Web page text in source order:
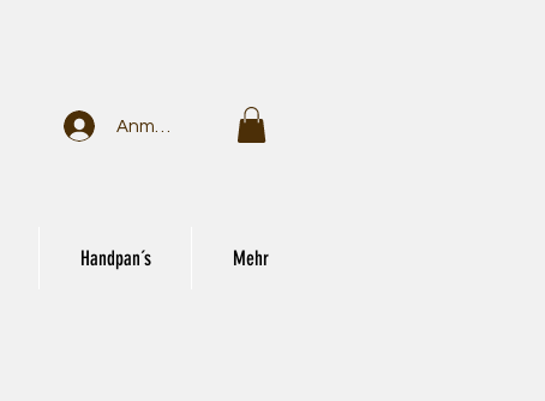
Anmelden
Handpan´s Mehr